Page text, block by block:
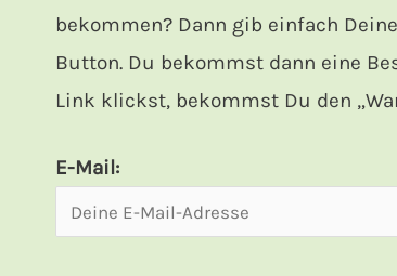
bekommen? Dann gib einfach
Button. Du bekommst dann eine
Link klickst, bekommst Du den
E-Mail: